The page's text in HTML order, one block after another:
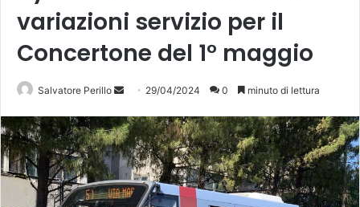
variazioni servizio per il
Concertone del 1° maggio
Salvatore Perillo
Invia 29/04/2024 0 minuto di lettura